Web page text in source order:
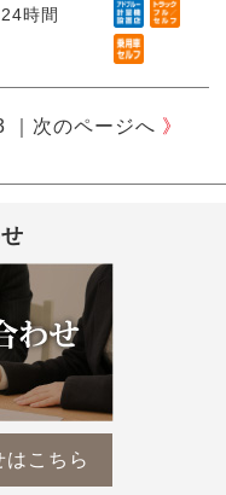
24時間
次のページへ 》
こちら